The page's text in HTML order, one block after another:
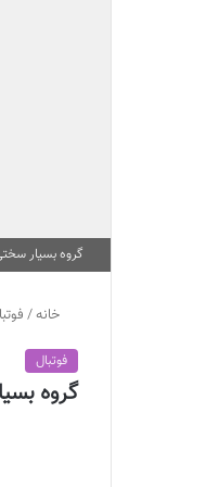
گروه بسيار
خانه/
فوتبال
گروه